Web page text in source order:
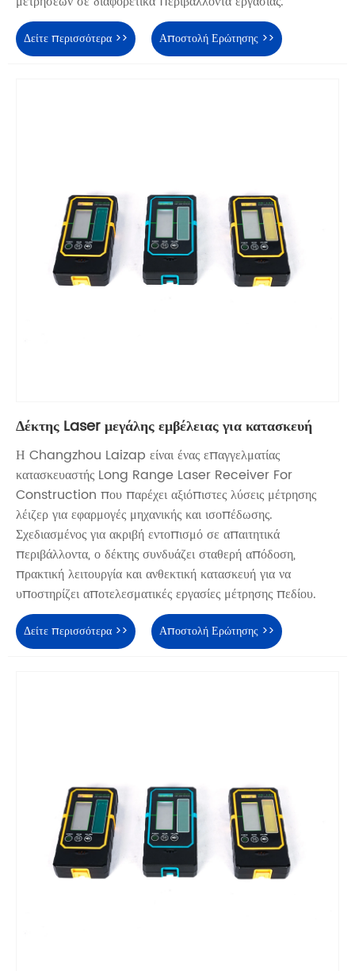
Δείτε περισσότερα >> Αποστολή Ερώτησης >>
Δέκτης Laser μεγάλης εμβέλειας για κατασκευή
Η Changzhou Laizap είναι ένας επαγγελματίας
κατασκευαστής Long Range Laser Receiver For
Construction που παρέχει αξιόπιστες λύσεις μέτρησης
λέιζερ για εφαρμογές μηχανικής και ισοπέδωσης.
Σχεδιασμένος για ακριβή εντοπισμό σε απαιτητικά
περιβάλλοντα, ο δέκτης συνδυάζει σταθερή απόδοση,
πρακτική λειτουργία και ανθεκτική κατασκευή για να
υποστηρίζει αποτελεσματικές εργασίες μέτρησης πεδίου.
Δείτε περισσότερα >> Αποστολή Ερώτησης >>